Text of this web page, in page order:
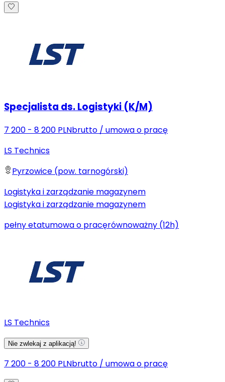
Specjalista ds. Logistyki (K/M)
7 200 - 8 200 PLNbrutto / umowa o pracę
LS Technics
Pyrzowice (pow. tarnogórski)
Logistyka i zarządzanie magazynem
Logistyka i zarządzanie magazynem
pełny etatumowa o pracęrównoważny (12h)
LS Technics
Nie zwlekaj z aplikacją!
7 200 - 8 200 PLNbrutto / umowa o pracę